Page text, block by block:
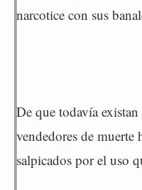
narcotice con sus
De que todavía
vendedores de muerte
salpicados por el uso